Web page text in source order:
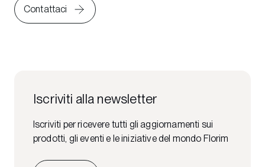
Contattaci
Iscriviti alla newsletter
Iscriviti per ricevere tutti gli aggiornamenti sui
prodotti, gli eventi e le iniziative del mondo Florim